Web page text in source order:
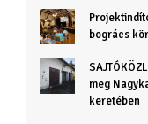
bogrács
meg
keretében